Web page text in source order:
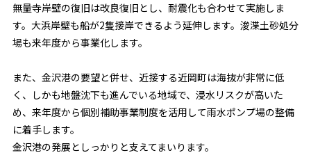
無量寺岸壁の復旧は改良復旧とし、耐震化も合わせて実施しま
す。大浜岸壁も船が2隻接岸できるよう延伸します。浚渫土砂処分
場も来年度から事業化します。
また、金沢港の要望と併せ、近接する近岡町は海抜が非常に低
く、しかも地盤沈下も進んでいる地域で、浸水リスクが高いた
め、来年度から個別補助事業制度を活用して雨水ポンプ場の整備
に着手します。
金沢港の発展としっかりと支えてまいります。